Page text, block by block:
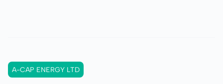
A-CAP ENERGY LTD